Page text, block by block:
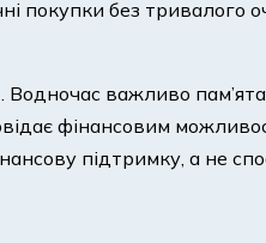
покупки без тривалого
Водночас важливо
фінансовим
підтримку, а не